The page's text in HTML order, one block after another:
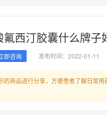
氟西汀胶囊什么牌子
即咨询 发布时间：2022-01-11
商品进行分享，方便患者了解日常